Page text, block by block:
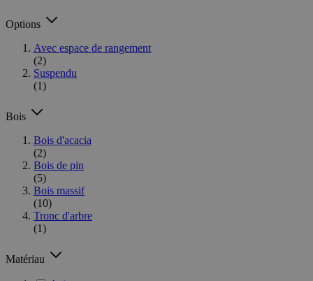
Options
Avec espace de rangement
(2)
Suspendu
(1)
Bois
Bois d'acacia
(2)
Bois de pin
(5)
Bois massif
(10)
Tronc d'arbre
(1)
Matériau